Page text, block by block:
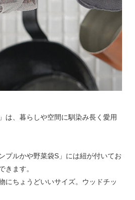
は、暮らしや空間に馴染み長く愛用
プルかや野菜袋S」には紐が付いてお
きます。
にちょうどいいサイズ。ウッドチッ